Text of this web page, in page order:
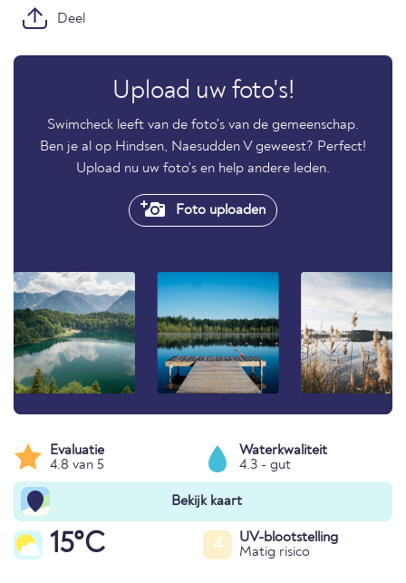
Deel
Upload uw foto's!
Swimcheck leeft van de foto's van de gemeenschap.
Ben je al op Hindsen, Naesudden V geweest? Perfect!
Upload nu uw foto's en help andere leden.
Foto uploaden
Evaluatie
4.8 van 5
Waterkwaliteit
4.3 - gut
Bekijk kaart
15°C 4
UV-blootstelling
Matig risico